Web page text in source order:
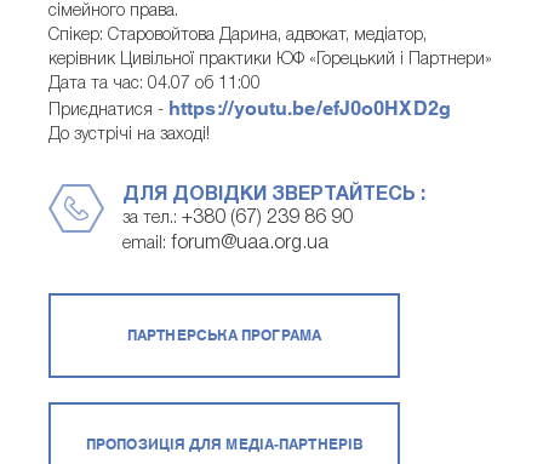
сімейного права.
Спікер: Старовойтова Дарина, адвокат, медіатор,
керівник Цивільної практики ЮФ «Горецький і Партнери»
Дата та час: 04.07 об 11:00
Приєднатися - https://youtu.be/efJ0o0HXD2g
До зустрічі на заході!
ДЛЯ ДОВІДКИ ЗВЕРТАЙТЕСЬ :
за тел.: +380 (67) 239 86 90
email: forum@uaa.org.ua
ПАРТНЕРСЬКА ПРОГРАМА
ПРОПОЗИЦІЯ ДЛЯ МЕДІА-ПАРТНЕРІВ